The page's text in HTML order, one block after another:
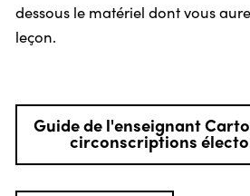
dessous le matériel dont vous
leçon.
Guide de l'enseignant
circonscriptions